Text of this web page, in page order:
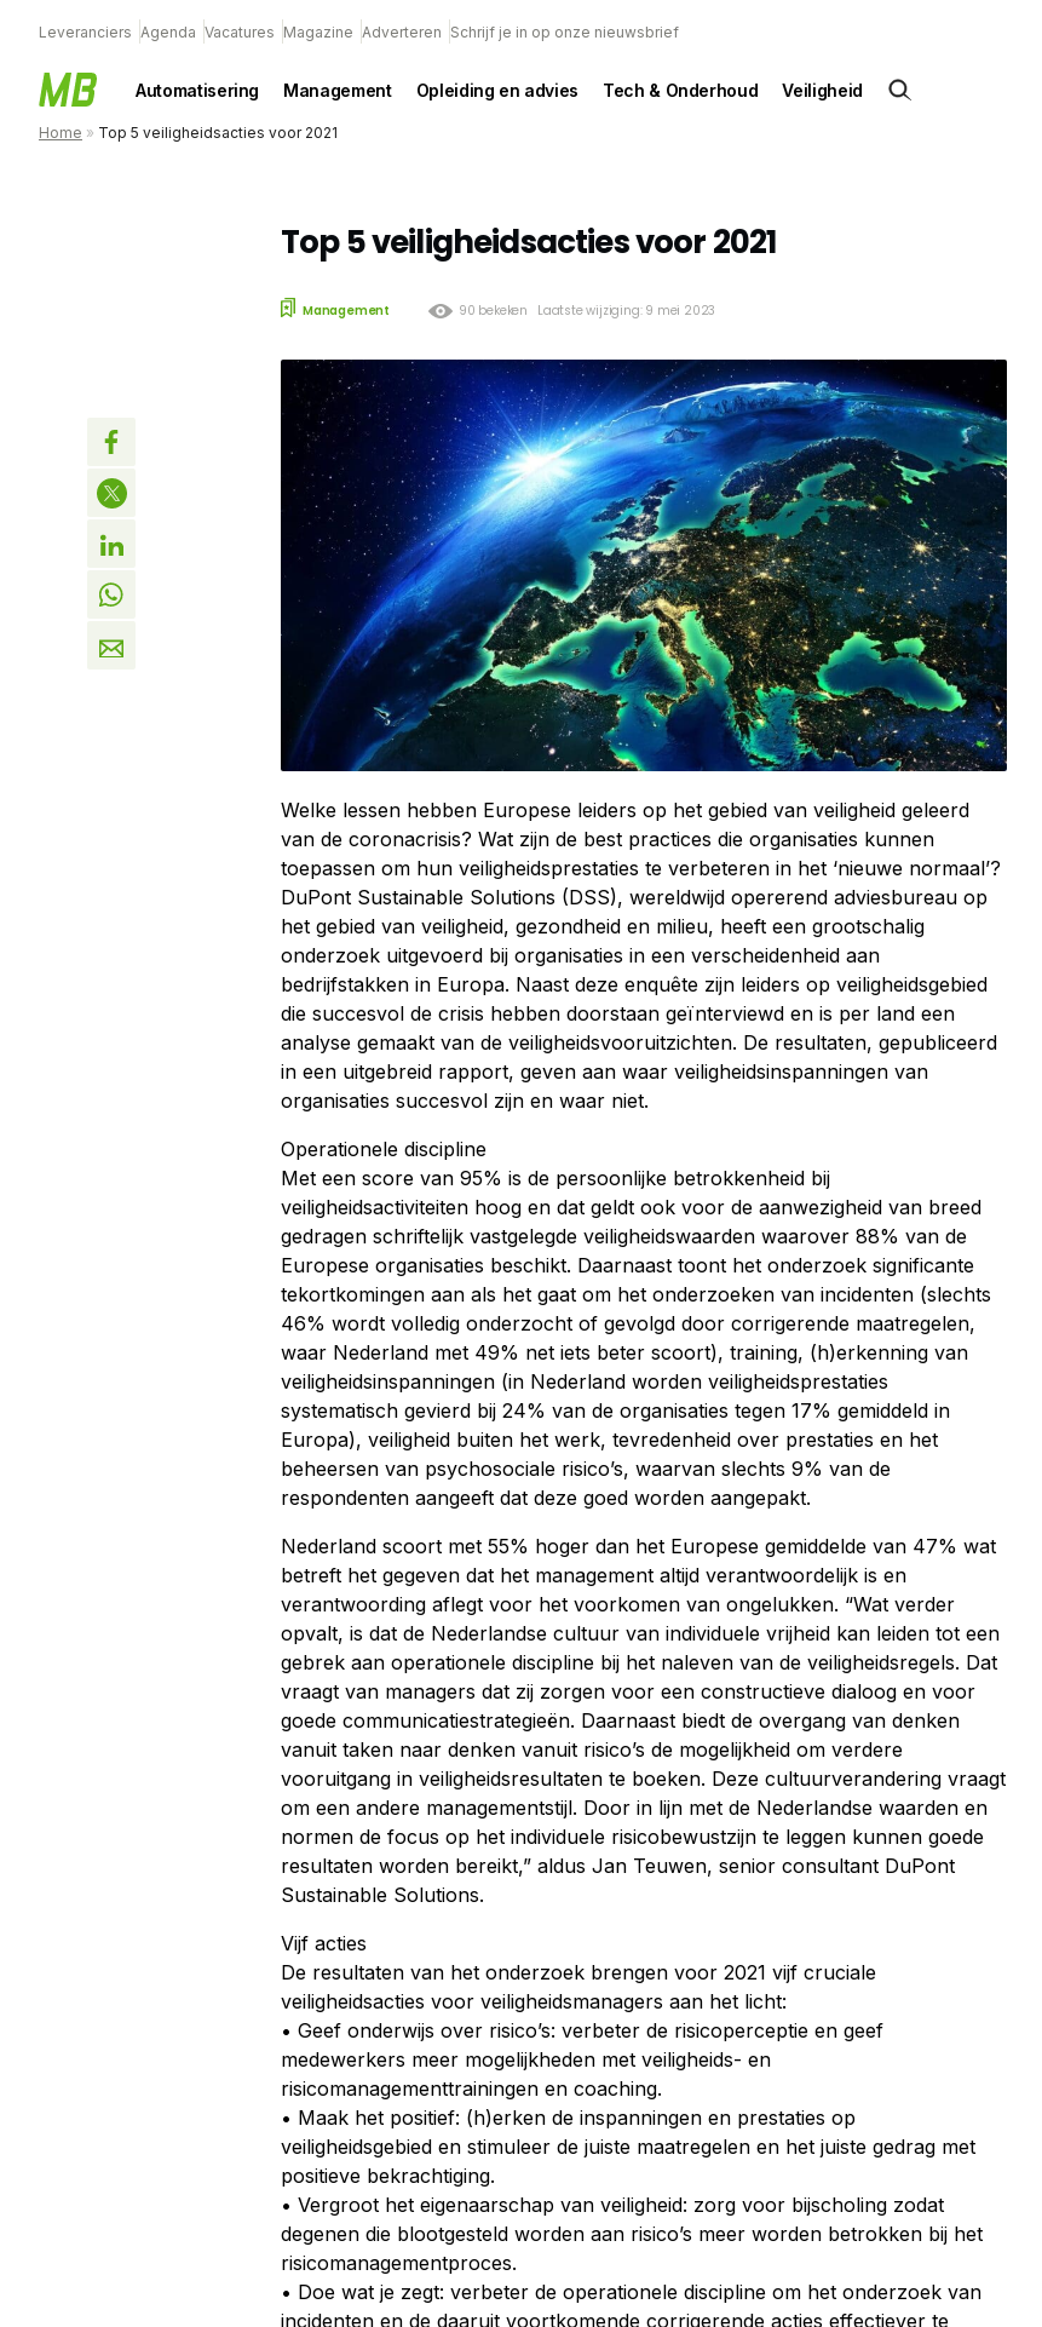
Leveranciers Agenda Vacatures Magazine Adverteren Schrijf je in op onze nieuwsbrief
Automatisering Management Opleiding en advies Tech & Onderhoud Veiligheid
Home » Top 5 veiligheidsacties voor 2021
Top 5 veiligheidsacties voor 2021
Management 90 bekeken Laatste wijziging: 9 mei 2023
Welke lessen hebben Europese leiders op het gebied van veiligheid geleerd
van de coronacrisis? Wat zijn de best practices die organisaties kunnen
toepassen om hun veiligheidsprestaties te verbeteren in het ‘nieuwe normaal’?
DuPont Sustainable Solutions (DSS), wereldwijd opererend adviesbureau op
het gebied van veiligheid, gezondheid en milieu, heeft een grootschalig
onderzoek uitgevoerd bij organisaties in een verscheidenheid aan
bedrijfstakken in Europa. Naast deze enquête zijn leiders op veiligheidsgebied
die succesvol de crisis hebben doorstaan geïnterviewd en is per land een
analyse gemaakt van de veiligheidsvooruitzichten. De resultaten, gepubliceerd
in een uitgebreid rapport, geven aan waar veiligheidsinspanningen van
organisaties succesvol zijn en waar niet.
Operationele discipline
Met een score van 95% is de persoonlijke betrokkenheid bij
veiligheidsactiviteiten hoog en dat geldt ook voor de aanwezigheid van breed
gedragen schriftelijk vastgelegde veiligheidswaarden waarover 88% van de
Europese organisaties beschikt. Daarnaast toont het onderzoek significante
tekortkomingen aan als het gaat om het onderzoeken van incidenten (slechts
46% wordt volledig onderzocht of gevolgd door corrigerende maatregelen,
waar Nederland met 49% net iets beter scoort), training, (h)erkenning van
veiligheidsinspanningen (in Nederland worden veiligheidsprestaties
systematisch gevierd bij 24% van de organisaties tegen 17% gemiddeld in
Europa), veiligheid buiten het werk, tevredenheid over prestaties en het
beheersen van psychosociale risico’s, waarvan slechts 9% van de
respondenten aangeeft dat deze goed worden aangepakt.
Nederland scoort met 55% hoger dan het Europese gemiddelde van 47% wat
betreft het gegeven dat het management altijd verantwoordelijk is en
verantwoording aflegt voor het voorkomen van ongelukken. “Wat verder
opvalt, is dat de Nederlandse cultuur van individuele vrijheid kan leiden tot een
gebrek aan operationele discipline bij het naleven van de veiligheidsregels. Dat
vraagt van managers dat zij zorgen voor een constructieve dialoog en voor
goede communicatiestrategieën. Daarnaast biedt de overgang van denken
vanuit taken naar denken vanuit risico’s de mogelijkheid om verdere
vooruitgang in veiligheidsresultaten te boeken. Deze cultuurverandering vraagt
om een andere managementstijl. Door in lijn met de Nederlandse waarden en
normen de focus op het individuele risicobewustzijn te leggen kunnen goede
resultaten worden bereikt,” aldus Jan Teuwen, senior consultant DuPont
Sustainable Solutions.
Vijf acties
De resultaten van het onderzoek brengen voor 2021 vijf cruciale
veiligheidsacties voor veiligheidsmanagers aan het licht:
• Geef onderwijs over risico’s: verbeter de risicoperceptie en geef
medewerkers meer mogelijkheden met veiligheids- en
risicomanagementtrainingen en coaching.
• Maak het positief: (h)erken de inspanningen en prestaties op
veiligheidsgebied en stimuleer de juiste maatregelen en het juiste gedrag met
positieve bekrachtiging.
• Vergroot het eigenaarschap van veiligheid: zorg voor bijscholing zodat
degenen die blootgesteld worden aan risico’s meer worden betrokken bij het
risicomanagementproces.
• Doe wat je zegt: verbeter de operationele discipline om het onderzoek van
incidenten en de daaruit voortkomende corrigerende acties effectiever te